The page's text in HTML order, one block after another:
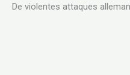
De violentes attaques